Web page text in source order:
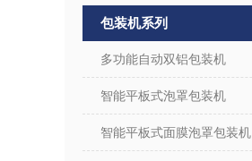
包装机系列
多功能自动双铝包装机
智能平板式泡罩包装机
智能平板式面膜泡罩包装机